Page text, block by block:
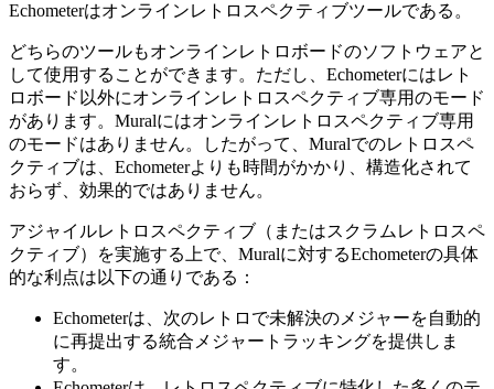
Echometerはオンラインレトロスペクティブツールである。
どちらのツールもオンラインレトロボードのソフトウェアと
して使用することができます。ただし、Echometerにはレト
ロボード以外にオンラインレトロスペクティブ専用のモード
があります。Muralにはオンラインレトロスペクティブ専用
のモードはありません。したがって、Muralでのレトロスペ
クティブは、Echometerよりも時間がかかり、構造化されて
おらず、効果的ではありません。
アジャイルレトロスペクティブ（またはスクラムレトロスペ
クティブ）を実施する上で、Muralに対するEchometerの具体
的な利点は以下の通りである：
Echometerは、次のレトロで未解決のメジャーを自動的
に再提出する統合メジャートラッキングを提供しま
す。